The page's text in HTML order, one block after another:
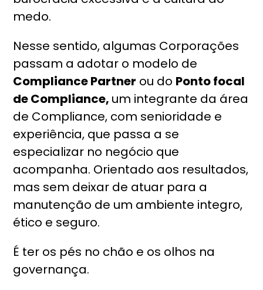
medo.
Nesse sentido, algumas Corporações
passam a adotar o modelo de
Compliance Partner ou do Ponto focal
de Compliance, um integrante da área
de Compliance, com senioridade e
experiência, que passa a se
especializar no negócio que
acompanha. Orientado aos resultados,
mas sem deixar de atuar para a
manutenção de um ambiente integro,
ético e seguro.
É ter os pés no chão e os olhos na
governança.